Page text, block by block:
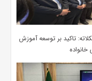
تاکید بر توسعه آموزش